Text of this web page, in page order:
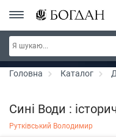
РОЗПРОДАЖ ~ 150 грн ~ 200
300 грн ~
Головна Каталог
Сині Води :
Рутківський Володимир